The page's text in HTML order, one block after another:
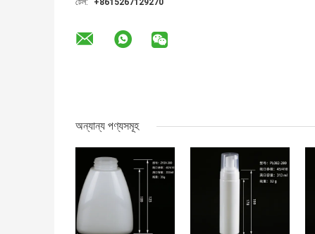
টেল:
+8615267129270
অন্যান্য পণ্যসমূহ